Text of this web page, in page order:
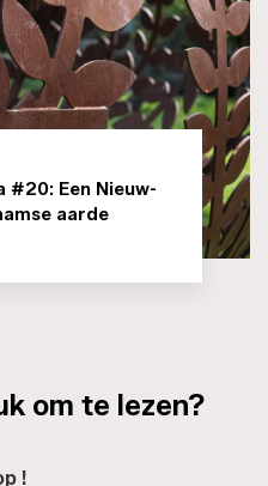
#20: Een Nieuw-
aarde
om te lezen?
!